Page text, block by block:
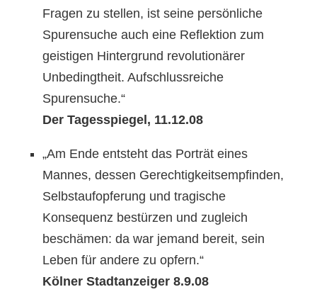
Fragen zu stellen, ist seine persönliche
Spurensuche auch eine Reflektion zum
geistigen Hintergrund revolutionärer
Unbedingtheit. Aufschlussreiche
Spurensuche.“
Der Tagesspiegel, 11.12.08
„Am Ende entsteht das Porträt eines
Mannes, dessen Gerechtigkeitsempfinden,
Selbstaufopferung und tragische
Konsequenz bestürzen und zugleich
beschämen: da war jemand bereit, sein
Leben für andere zu opfern.“
Kölner Stadtanzeiger 8.9.08